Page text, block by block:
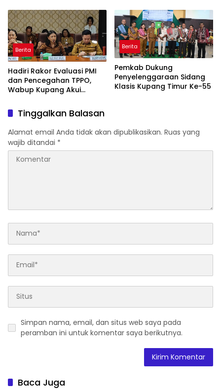
Berita
Hadiri Rakor Evaluasi PMI
dan Pencegahan TPPO,
Wabup Kupang Akui
Bermasalah
Berita
Pemkab Dukung
Penyelenggaraan Sidang
Klasis Kupang Timur Ke-55
Tinggalkan Balasan
Alamat email Anda tidak akan dipublikasikan. Ruas yang
wajib ditandai *
Simpan nama, email, dan situs web saya pada
peramban ini untuk komentar saya berikutnya.
Baca Juga